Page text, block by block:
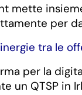
mette
per
tra le
per la
un QTSP in